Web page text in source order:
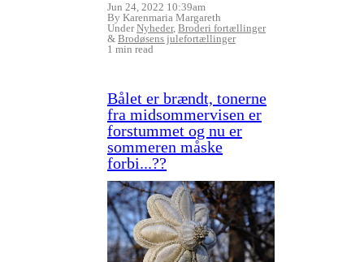
Jun 24, 2022 10:39am
By Karenmaria Margareth
UnderNyheder, Broderi fortællinger
& Brodøsens julefortællinger
1 min read
Bålet er brændt, tonerne
fra midsommervisen er
forstummet og nu er
sommeren måske
forbi...??